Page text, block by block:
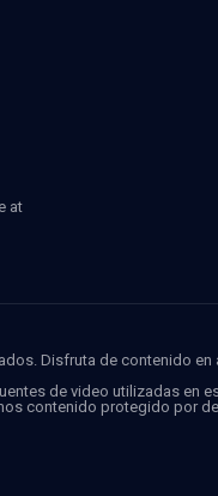
at
Disfruta de contenido
de video utilizadas en
contenido protegido por